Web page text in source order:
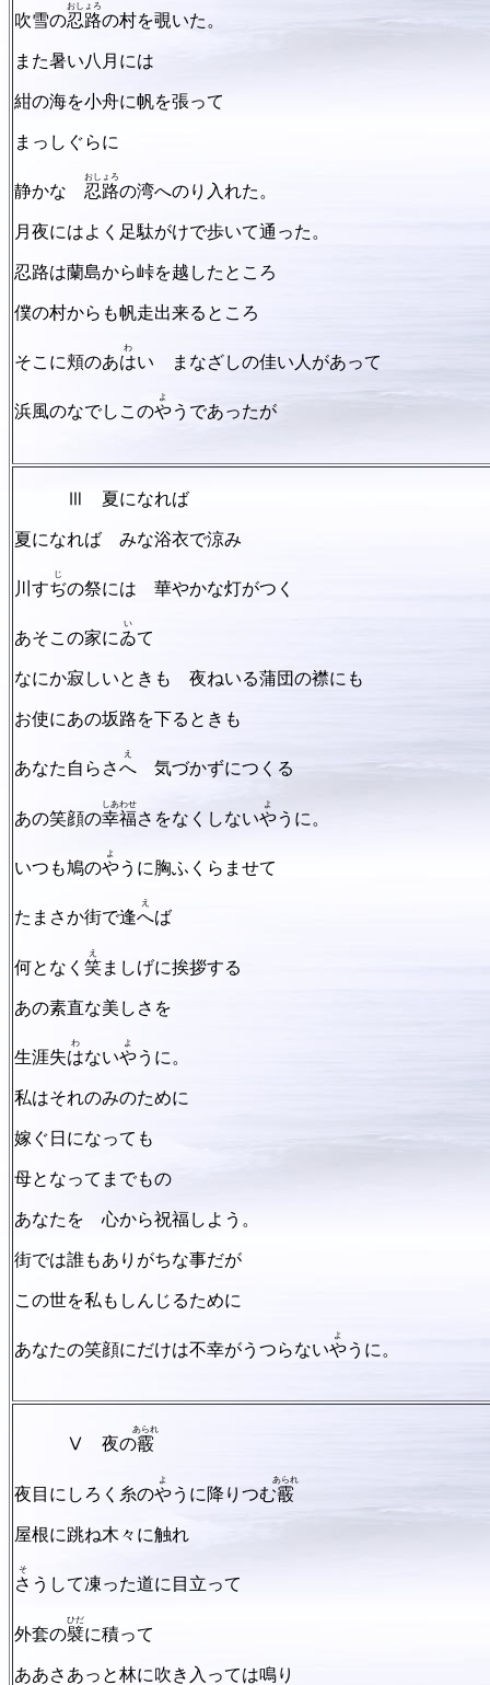
吹雪の忍路
おしょろ
の村を覗いた。
また暑い八月には
紺の海を小舟に帆を張って
まっしぐらに
静かな 忍路
おしょろ
の湾へのり入れた。
月夜にはよく足駄がけで歩いて通った。
忍路は蘭島から峠を越したところ
僕の村からも帆走出来るところ
そこに頬のあは
わ
い まなざしの佳い人があって
浜風のなでしこのや
よ
うであったが
Ⅲ 夏になれば
夏になれば みな浴衣で涼み
川すぢ
じ
の祭には 華やかな灯がつく
あそこの家にゐ
い
て
なにか寂しいときも 夜ねいる蒲団の襟にも
お使にあの坂路を下るときも
あなた自らさへ
え
気づかずにつくる
あの笑顔の幸福
しあわせ
さをなくしないや
よ
うに。
いつも鳩のや
よ
うに胸ふくらませて
たまさか街で逢へ
え
ば
何となく 笑
え
ま しげに挨拶する
あの素直な美しさを
生涯失は
わ
ないや
よ
うに。
私はそれのみのために
嫁ぐ日になっても
母となってまでもの
あなたを 心から祝福しよう。
街では誰もありがちな事だが
この世を私もしんじるために
あなたの笑顔にだけは不幸がうつらないや
よ
うに。
Ⅴ 夜の霰
あられ
夜目にしろく糸のや
よ
うに降りつむ霰
あられ
屋根に跳ね木々に触れ
さ
そ
うして凍った道に目立って
外套の襞
ひだ
に積って
ああさあっと林に吹き入っては鳴り